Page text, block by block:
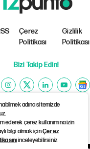
adına sitemizde
ederek çerez kullanımına izin
bilgi almak içinÇerez
inceleyebilirsiniz
Çerez
Politikası
Gizlilik
Politikası
Bizi Takip Edin!
2026 12punto